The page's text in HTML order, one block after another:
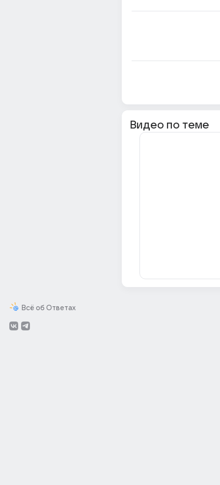
Всё об Ответах
Видео по теме